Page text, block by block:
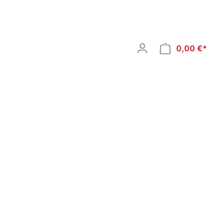
0,00 €*